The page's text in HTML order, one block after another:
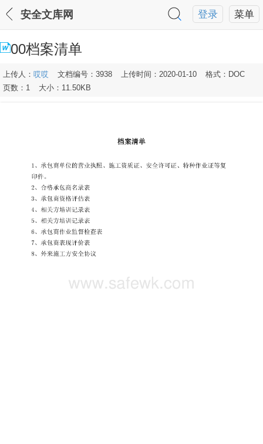
菜单
登录
安全文库网
00档案清单
上传人： 哎哎 文档编号：3938 上传时间：2020-01-10
格式：DOC
页数：1
大小：11.50KB